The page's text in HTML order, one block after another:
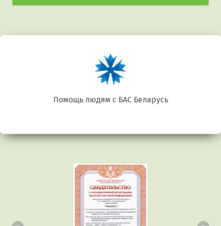
Беларусь. Gluten free
Предыдущий